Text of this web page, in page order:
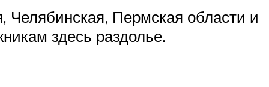
Челябинская, Пермская области и
здесь раздолье.